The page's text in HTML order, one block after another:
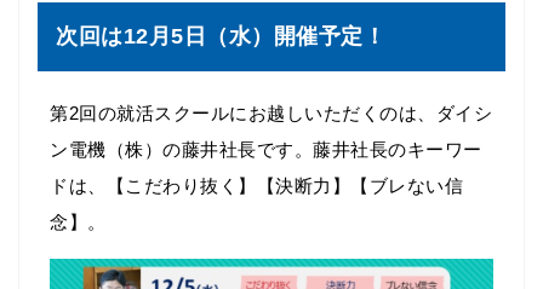
次回は12月5日（水）開催予定！
第2回の就活スクールにお越しいただくのは、ダイシ
ン電機（株）の藤井社長です。藤井社長のキーワー
ドは、【こだわり抜く】【決断力】【ブレない信
念】。